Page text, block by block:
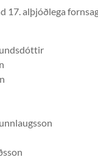
17. alþjóðlega